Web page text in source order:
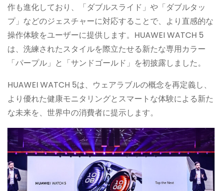
作も進化しており、「ダブルスライド」や「ダブルタッ
プ」などのジェスチャーに対応することで、より直感的な
操作体験をユーザーに提供します。HUAWEI WATCH 5
は、洗練されたスタイルを際立たせる新たな専用カラー
「パープル」と「サンドゴールド」を初披露しました。
HUAWEI WATCH 5は、ウェアラブルの概念を再定義し、
より優れた健康モニタリングとスマートな体験による新た
な未来を、世界中の消費者に提示します。